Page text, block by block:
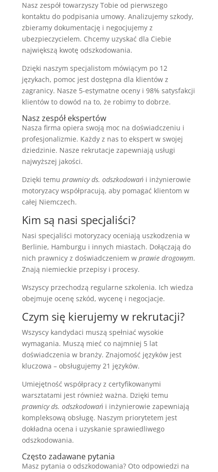
Nasz zespół towarzyszy Tobie od pierwszego
kontaktu do podpisania umowy. Analizujemy szkody,
zbieramy dokumentację i negocjujemy z
ubezpieczycielem. Chcemy uzyskać dla Ciebie
największą kwotę odszkodowania.
Dzięki naszym specjalistom mówiącym po 12
językach, pomoc jest dostępna dla klientów z
zagranicy. Nasze 5-estymatne oceny i 98% satysfakcji
klientów to dowód na to, że robimy to dobrze.
Nasz zespół ekspertów
Nasza firma opiera swoją moc na doświadczeniu i
profesjonalizmie. Każdy z nas to ekspert w swojej
dziedzinie. Nasze rekrutacje zapewniają usługi
najwyższej jakości.
Dzięki temu prawnicy ds. odszkodowańi inżynierowie
motoryzacy współpracują, aby pomagać klientom w
całej Niemczech.
Kim są nasi specjaliści?
Nasi specjaliści motoryzacy oceniają uszkodzenia w
Berlinie, Hamburgu i innych miastach. Dołączają do
nich prawnicy z doświadczeniem w prawie drogowym.
Znają niemieckie przepisy i procesy.
Wszyscy przechodzą regularne szkolenia. Ich wiedza
obejmuje ocenę szkód, wycenę i negocjacje.
Czym się kierujemy w rekrutacji?
Wszyscy kandydaci muszą spełniać wysokie
wymagania. Muszą mieć co najmniej 5 lat
doświadczenia w branży. Znajomość języków jest
kluczowa – obsługujemy 21 języków.
Umiejętność współpracy z certyfikowanymi
warsztatami jest również ważna. Dzięki temu
prawnicy ds. odszkodowańi inżynierowie zapewniają
kompleksową obsługę. Naszym priorytetem jest
dokładna ocena i uzyskanie sprawiedliwego
odszkodowania.
Często zadawane pytania
Masz pytania o odszkodowania? Oto odpowiedzi na